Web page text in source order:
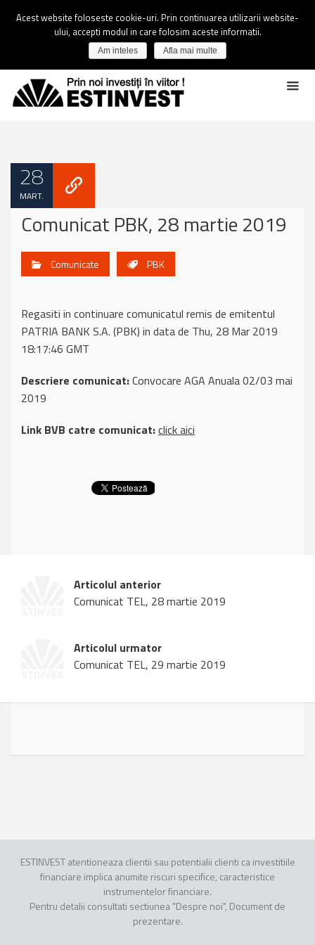
28
MART.
Comunicat PBK, 28 martie 2019
Comunicate PBK
Regasiti in continuare comunicatul remis de emitentul
PATRIA BANK S.A. (PBK) in data de Thu, 28 Mar 2019
18:17:46 GMT
Descriere comunicat:Convocare AGA Anuala 02/03 mai
2019
Link BVB catre comunicat:click aici
Articolul anterior
Comunicat TEL, 28 martie 2019
Articolul urmator
Comunicat TEL, 29 martie 2019
ESTINVEST atentioneaza clientii sau potentialii clienti ca investitiile
financiare implica anumite riscuri specifice, caracteristice
instrumentelor financiare.
Pentru detalii consultati sectiunea "Despre noi", Document de
prezentare.
Acest website foloseste cookie-uri. Prin continuarea utilizarii website-
ului, accepti modul in care folosim aceste informatii.
Am inteles Afla mai multe